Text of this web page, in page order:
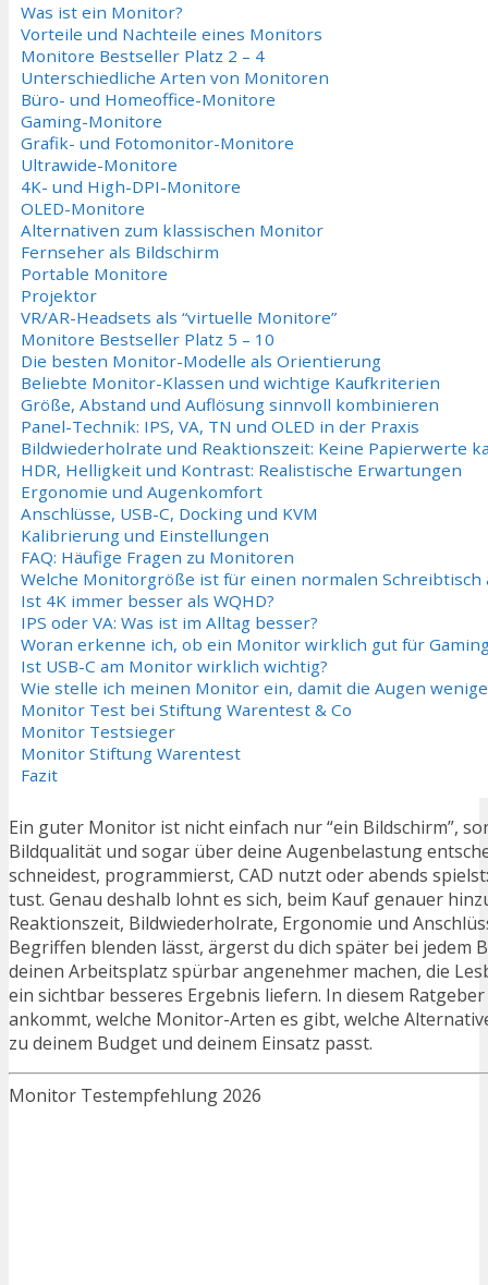
Was ist ein Monitor?
Vorteile und Nachteile eines Monitors
Monitore Bestseller Platz 2 – 4
Unterschiedliche Arten von Monitoren
Büro- und Homeoffice-Monitore
Gaming-Monitore
Grafik- und Fotomonitor-Monitore
Ultrawide-Monitore
4K- und High-DPI-Monitore
OLED-Monitore
Alternativen zum klassischen Monitor
Fernseher als Bildschirm
Portable Monitore
Projektor
VR/AR-Headsets als “virtuelle Monitore”
Monitore Bestseller Platz 5 – 10
Die besten Monitor-Modelle als Orientierung
Beliebte Monitor-Klassen und wichtige Kaufkriterien
Größe, Abstand und Auflösung sinnvoll kombinieren
Panel-Technik: IPS, VA, TN und OLED in der Praxis
Bildwiederholrate und Reaktionszeit: Keine Papierwerte
HDR, Helligkeit und Kontrast: Realistische Erwartungen
Ergonomie und Augenkomfort
Anschlüsse, USB-C, Docking und KVM
Kalibrierung und Einstellungen
FAQ: Häufige Fragen zu Monitoren
Welche Monitorgröße ist für einen normalen Schreibtisch
Ist 4K immer besser als WQHD?
IPS oder VA: Was ist im Alltag besser?
Woran erkenne ich, ob ein Monitor wirklich gut für
Ist USB-C am Monitor wirklich wichtig?
Wie stelle ich meinen Monitor ein, damit die Augen
Monitor Test bei Stiftung Warentest & Co
Monitor Testsieger
Monitor Stiftung Warentest
Fazit
Ein guter Monitor ist nicht einfach nur “ein Bildschirm”,
Bildqualität und sogar über deine Augenbelastung
schneidest, programmierst, CAD nutzt oder abends
tust. Genau deshalb lohnt es sich, beim Kauf genauer
Reaktionszeit, Bildwiederholrate, Ergonomie und
Begriffen blenden lässt, ärgerst du dich später bei
deinen Arbeitsplatz spürbar angenehmer machen, die
ein sichtbar besseres Ergebnis liefern. In diesem
ankommt, welche Monitor-Arten es gibt, welche
zu deinem Budget und deinem Einsatz passt.
Monitor Testempfehlung 2026